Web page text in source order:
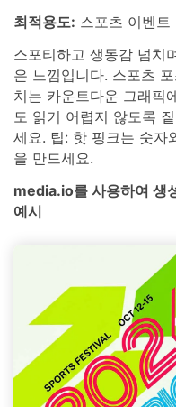
최적용도: 스포츠 이벤트
스포티하고 생동감 넘치
은 느낌입니다. 스포츠
치는 카운트다운 그래픽
도 읽기 어렵지 않도록
세요. 팁: 핫 핑크는 숫자
을 만드세요.
media.io를 사용하여 생
예시